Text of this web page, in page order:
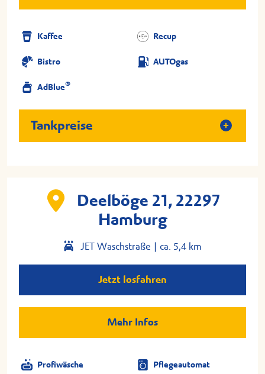
Kaffee Recup
Bistro AUTOgas
AdBlue®
Tankpreise
Deelböge 21, 22297
Hamburg
JET Waschstraße | ca. 5,4 km
Jetzt losfahren
Mehr Infos
Profiwäsche Pflegeautomat